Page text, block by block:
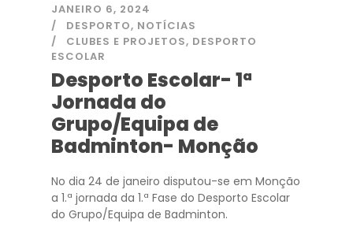
JANEIRO 6, 2024
DESPORTO, NOTÍCIAS
CLUBES E PROJETOS, DESPORTO
ESCOLAR
Desporto Escolar- 1ª
Jornada do
Grupo/Equipa de
Badminton- Monção
No dia 24 de janeiro disputou-se em Monção
a 1.ª jornada da 1.ª Fase do Desporto Escolar
do Grupo/Equipa de Badminton.